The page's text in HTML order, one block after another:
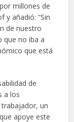
millones de
y añadió: “Sin
de nuestro
que no iba a
que está
de
a los
un
apoye este